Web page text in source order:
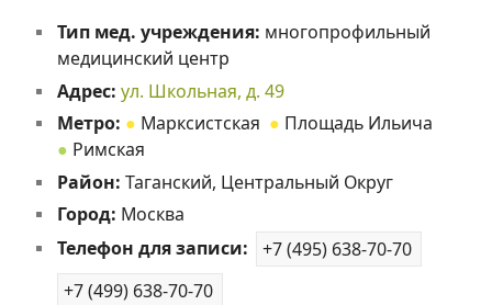
Тип мед. учреждения: многопрофильный
медицинский центр
Адрес: ул. Школьная, д. 49
Метро: ● Марксистская ● Площадь Ильича
● Римская
Район: Таганский, Центральный Округ
Город: Москва
Телефон для записи:
+7 (495) 638-70-70
+7 (499) 638-70-70